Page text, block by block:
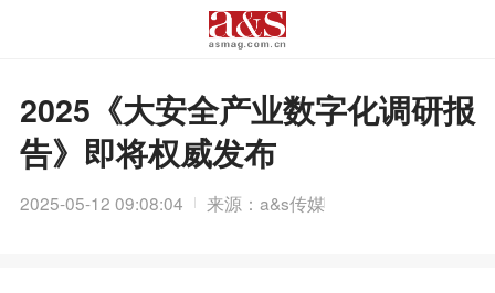
2025《大安全产业数字化调研报
告》即将权威发布
2025-05-12 09:08:04 来源：a&s传媒